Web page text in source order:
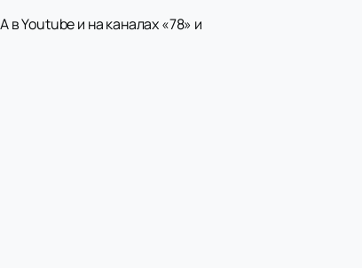
Youtube и на каналах «78» и